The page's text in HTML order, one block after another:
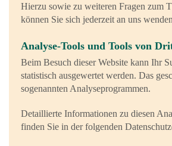
Hierzu sowie zu weiteren Fragen zum
können Sie sich jederzeit an uns
Analyse-Tools und Tools von
Beim Besuch dieser Website kann Ihr
statistisch ausgewertet werden. Das
sogenannten Analyseprogrammen.
Detaillierte Informationen zu diesen
finden Sie in der folgenden